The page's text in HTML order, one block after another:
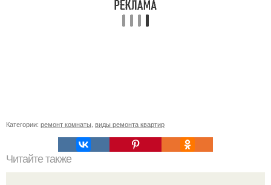
Категории: ремонт комнаты виды ремонта квартир
Читайте также